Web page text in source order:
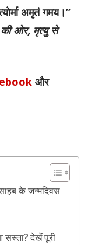
अमृतं गमय।”
ओर, मृत्यु से
और
के जन्मदिवस
सस्ता? देखें पूरी